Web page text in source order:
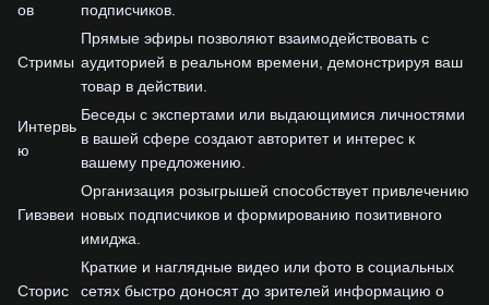
ов
подписчиков.
Стримы
Прямые эфиры позволяют взаимодействовать с
аудиторией в реальном времени, демонстрируя ваш
товар в действии.
Интервь
ю
Беседы с экспертами или выдающимися личностями
в вашей сфере создают авторитет и интерес к
вашему предложению.
Гивэвеи
Организация розыгрышей способствует привлечению
новых подписчиков и формированию позитивного
имиджа.
Сторис
Краткие и наглядные видео или фото в социальных
сетях быстро доносят до зрителей информацию о